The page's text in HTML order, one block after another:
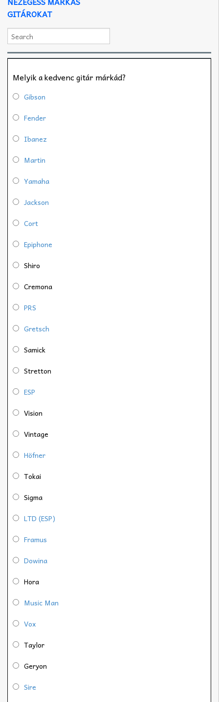
GITÁROKAT
Melyik a kedvenc gitár márkád?
Gibson
Fender
Ibanez
Martin
Yamaha
Jackson
Cort
Epiphone
Shiro
Cremona
PRS
Gretsch
Samick
Stretton
ESP
Vision
Vintage
Höfner
Tokai
Sigma
LTD (ESP)
Framus
Dowina
Hora
Music Man
Vox
Taylor
Geryon
Sire